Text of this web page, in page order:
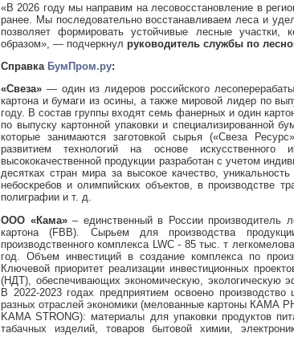
«В 2026 году мы направим на лесовосстановление в
ранее. Мы последовательно восстанавливаем леса и
позволяет формировать устойчивые лесные участки,
образом», — подчеркнул руководитель службы по
Справка БумПром.ру:
«Свеза» — один из лидеров российского
картона и бумаги из осины, а также мировой лидер по
году. В состав группы входят семь фанерных и один
по выпуску картонной упаковки и специализированной
которые занимаются заготовкой сырья («Свеза
развитием технологий на основе
высококачественной продукции разработан с учетом
десятках стран мира за высокое качество,
небоскребов и олимпийских объектов, в производстве
полиграфии и т. д.
ООО «Кама»– единственный в России производитель
картона (FBB). Сырьем для производства
производственного комплекса LWC - 85 тыс. т
год. Объем инвестиций в создание комплекса по
Ключевой приоритет реализации инвестиционных
(НДТ), обеспечивающих экономическую, экологическую
В 2022-2023 годах предприятием освоено
разных отраслей экономики (мелованные картоны КАМА
KAMA STRONG): материалы для упаковки продуктов
табачных изделий, товаров бытовой химии,